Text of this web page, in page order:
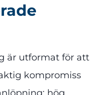
är utformat för att
kompromiss